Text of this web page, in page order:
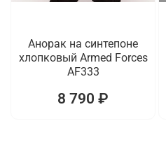
Анорак на синтепоне
хлопковый Armed Forces
AF333
8 790 ₽